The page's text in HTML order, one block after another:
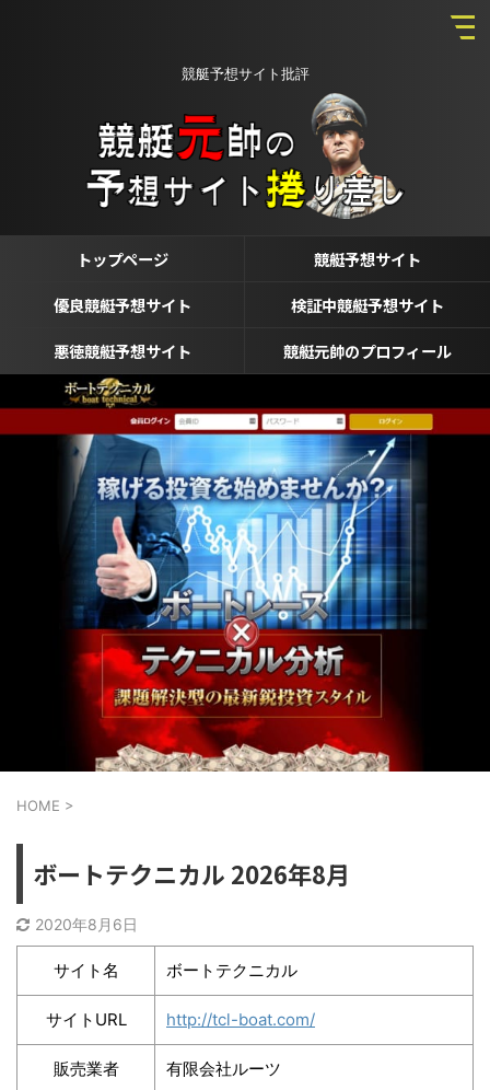
競艇予想サイト批評
トップページ
競艇予想サイト
優良競艇予想サイト
検証中競艇予想サイト
悪徳競艇予想サイト
競艇元帥のプロフィール
HOME >
ボートテクニカル 2026年8月
2020年8月6日
サイト名 ボートテクニカル
サイトURL http://tcl-boat.com/
販売業者 有限会社ルーツ